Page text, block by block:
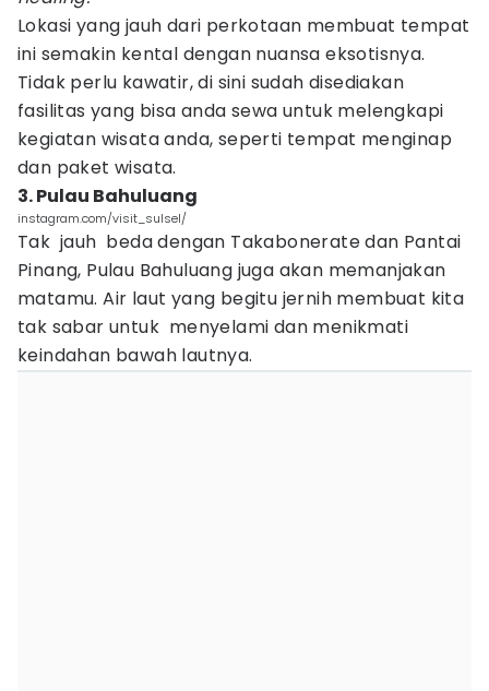
Lokasi yang jauh dari perkotaan membuat tempat
ini semakin kental dengan nuansa eksotisnya.
Tidak perlu kawatir, di sini sudah disediakan
fasilitas yang bisa anda sewa untuk melengkapi
kegiatan wisata anda, seperti tempat menginap
dan paket wisata.
3. Pulau Bahuluang
instagram.com/visit_sulsel/
Tak jauh beda dengan Takabonerate dan Pantai
Pinang, Pulau Bahuluang juga akan memanjakan
matamu. Air laut yang begitu jernih membuat kita
tak sabar untuk menyelami dan menikmati
keindahan bawah lautnya.